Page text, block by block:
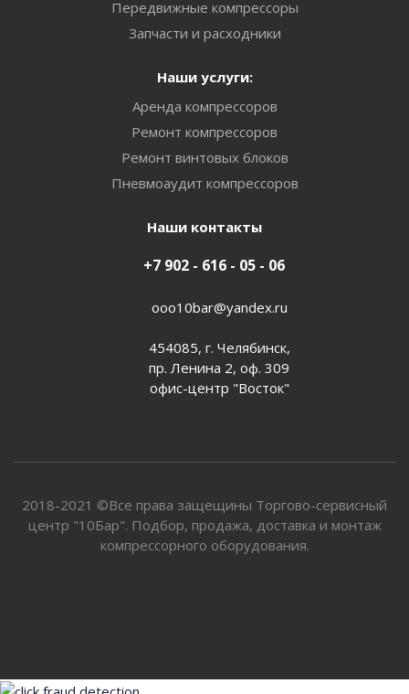
Передвижные компрессоры
Запчасти и расходники
Наши услуги:
Аренда компрессоров
Ремонт компрессоров
Ремонт винтовых блоков
Пневмоаудит компрессоров
Наши контакты
+7 902 - 616 - 05 - 06
ooo10bar@yandex.ru
454085, г. Челябинск,
пр. Ленина 2, оф. 309
офис-центр "Восток"
2018-2021 ©Все права защещины Торгово-сервисный
центр "10Бар". Подбор, продажа, доставка и монтаж
компрессорного оборудования.